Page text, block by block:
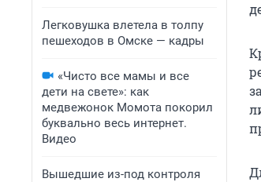
Легковушка влетела в толпу
пешеходов в Омске — кадры
«Чисто все мамы и все
дети на свете»: как
медвежонок Момота покорил
буквально весь интернет.
Видео
Вышедшие из-под контроля